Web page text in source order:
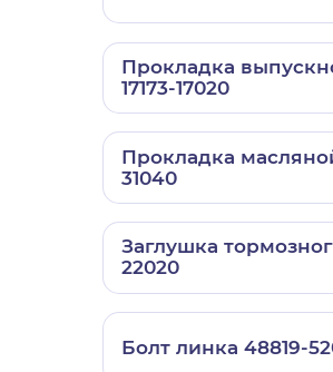
Прокладка
17173-17020
Прокладка
31040
Заглушка
22020
Болт линка 48819-